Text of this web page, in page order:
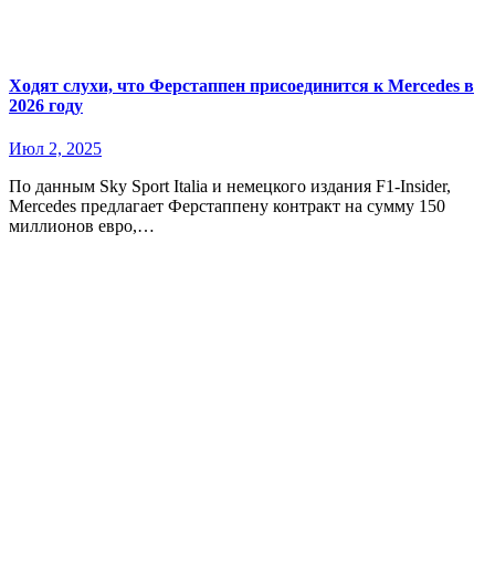
Ходят слухи, что Ферстаппен присоединится к Mercedes в
2026 году
Июл 2, 2025
По данным Sky Sport Italia и немецкого издания F1-Insider,
Mercedes предлагает Ферстаппену контракт на сумму 150
миллионов евро,…